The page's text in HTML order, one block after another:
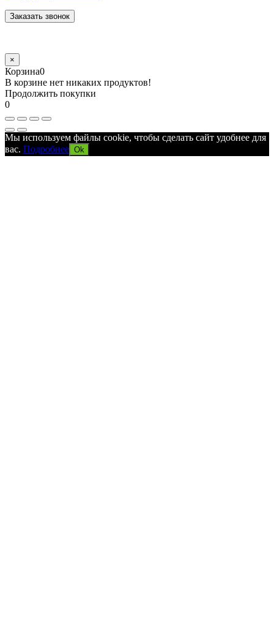
×
Корзина0
В корзине нет никаких продуктов!
Продолжить покупки
0
Мы используем файлы cookie, чтобы сделать сайт удобнее для
вас. Подробнее Ok